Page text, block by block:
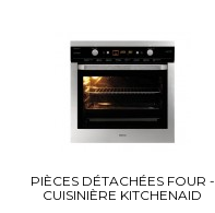
PIÈCES DÉTACHÉES FOUR -
CUISINIÈRE KITCHENAID